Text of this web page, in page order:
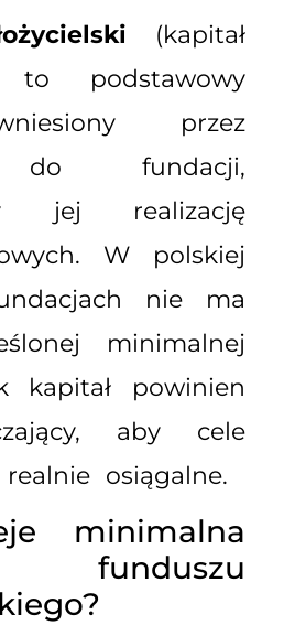
(kapitał
to podstawowy
przez
do fundacji,
jej realizację
W polskiej
nie ma
minimalnej
kapitał powinien
aby cele
osiągalne.
minimalna